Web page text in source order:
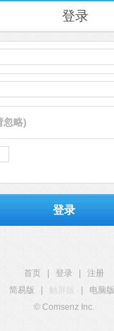
登录
忽略)
登录
首页 登录
注册
简易版
触屏版 电脑版
© Comsenz Inc.